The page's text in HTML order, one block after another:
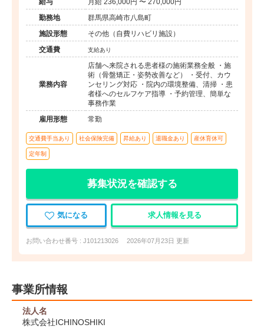
成長企業でプロフェッショナルを目指せる環境です。
給与
月給 236,000円 〜 270,000円
勤務地
群馬県高崎市八島町
施設形態
その他（自費リハビリ施設）
交通費
支給あり
業務内容
店舗へ来院される患者様の施術業務全般 ・施
術（骨盤矯正・姿勢改善など） ・受付、カウ
ンセリング対応 ・院内の環境整備、清掃 ・患
者様へのセルフケア指導 ・予約管理、簡単な
事務作業
雇用形態
常勤
交通費手当あり 社会保険完備 昇給あり 退職金あり 産休育休可
定年制
募集状況を確認する
気になる 求人情報を見る
お問い合わせ番号 : J101213026 2026年07月23日 更新
事業所情報
法人名
株式会社ICHINOSHIKI